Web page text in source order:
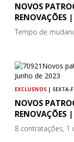
NOVOS
RENOVAÇÕES
Tempo de
EXCLUSIVOS | SEXTA-
NOVOS
RENOVAÇÕES
8 contratações, 1